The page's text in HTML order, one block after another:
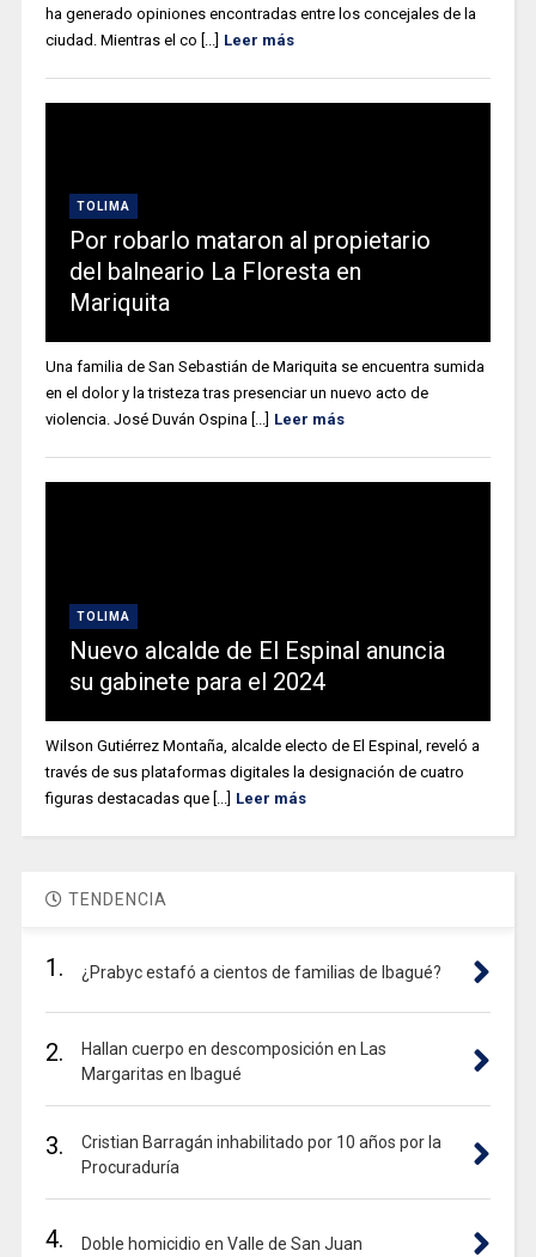
ha generado opiniones encontradas entre los concejales de la
ciudad. Mientras el co [...] Leer más
TOLIMA
Por robarlo mataron al propietario
del balneario La Floresta en
Mariquita
Una familia de San Sebastián de Mariquita se encuentra sumida
en el dolor y la tristeza tras presenciar un nuevo acto de
violencia. José Duván Ospina [...] Leer más
TOLIMA
Nuevo alcalde de El Espinal anuncia
su gabinete para el 2024
Wilson Gutiérrez Montaña, alcalde electo de El Espinal, reveló a
través de sus plataformas digitales la designación de cuatro
figuras destacadas que [...] Leer más
TENDENCIA
1. ¿Prabyc estafó a cientos de familias de Ibagué?
2.
Hallan cuerpo en descomposición en Las
Margaritas en Ibagué
3.
Cristian Barragán inhabilitado por 10 años por la
Procuraduría
4. Doble homicidio en Valle de San Juan